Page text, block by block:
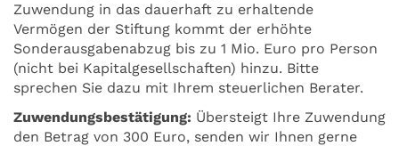
Zuwendung in das dauerhaft zu erhaltende
Vermögen der Stiftung kommt der erhöhte
Sonderausgabenabzug bis zu 1 Mio. Euro pro Person
(nicht bei Kapitalgesellschaften) hinzu. Bitte
sprechen Sie dazu mit Ihrem steuerlichen Berater.
Zuwendungsbestätigung: Übersteigt Ihre Zuwendung
den Betrag von 300 Euro, senden wir Ihnen gerne